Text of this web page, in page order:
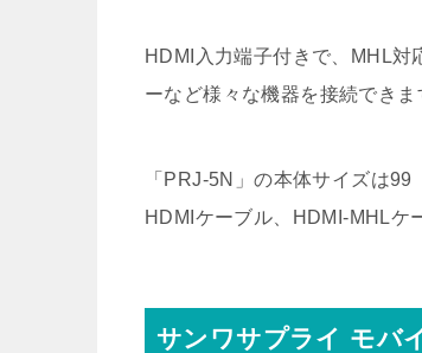
HDMI入力端子付きで、MHL対
ーなど様々な機器を接続できま
「PRJ-5N」の本体サイズは
HDMIケーブル、HDMI-MHLケ
サンワサプライ モバ